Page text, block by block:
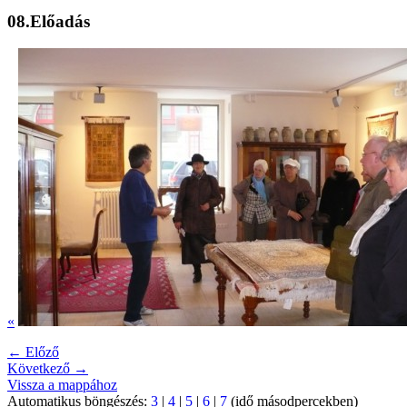
08.Előadás
«
← Előző
Következő →
Vissza a mappához
Automatikus böngészés: 3 | 4 | 5 | 6 | 7 (idő másodpercekben)